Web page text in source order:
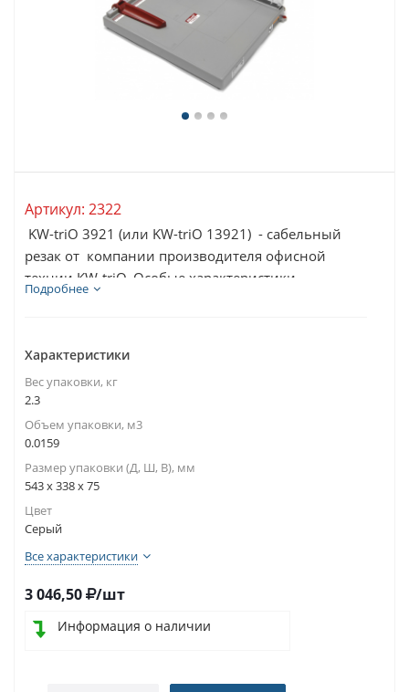
Артикул: 2322
KW-triO 3921 (или KW-triO 13921) - сабельный
резак от компании производителя офисной
технии KW-triO. Особые характеристики...
Подробнее
Характеристики
Вес упаковки, кг
2.3
Объем упаковки, м3
0.0159
Размер упаковки (Д, Ш, В), мм
543 x 338 x 75
Цвет
Серый
Все характеристики
3 046,50 /шт
Информация о наличии